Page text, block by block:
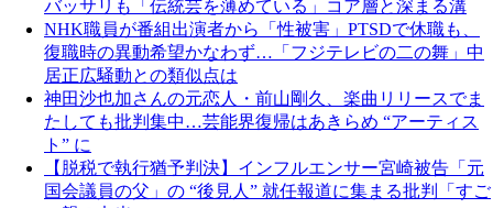
バッサリも「伝統芸を薄めている」コア層と深まる溝
NHK職員が番組出演者から「性被害」PTSDで休職も、
復職時の異動希望かなわず…「フジテレビの二の舞」中
居正広騒動との類似点は
神田沙也加さんの元恋人・前山剛久、楽曲リリースでま
たしても批判集中…芸能界復帰はあきらめ “アーティス
ト” に
【脱税で執行猶予判決】インフルエンサー宮崎被告「元
国会議員の父」の “後見人” 就任報道に集まる批判「すご